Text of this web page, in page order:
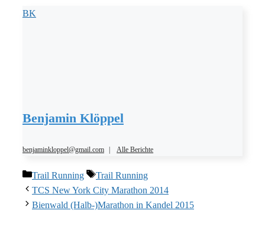
BK
Benjamin Klöppel
benjaminkloppel@gmail.com | Alle Berichte
Kategorien
Trail Running Schlagwörter
Trail Running
TCS New York City Marathon 2014
Bienwald (Halb-)Marathon in Kandel 2015